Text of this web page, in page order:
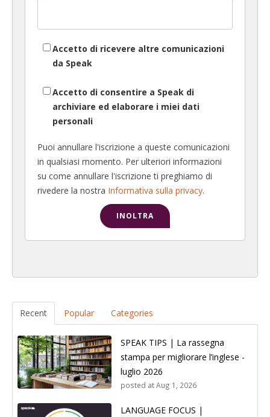
Accetto di ricevere altre comunicazioni
da Speak
Accetto di consentire a Speak di
archiviare ed elaborare i miei dati
personali
Puoi annullare l'iscrizione a queste comunicazioni
in qualsiasi momento. Per ulteriori informazioni
su come annullare l'iscrizione ti preghiamo di
rivedere la nostra Informativa sulla privacy.
Recent Popular Categories
SPEAK TIPS | La rassegna
stampa per migliorare l’inglese -
luglio 2026
posted atAug 1, 2026
LANGUAGE FOCUS |